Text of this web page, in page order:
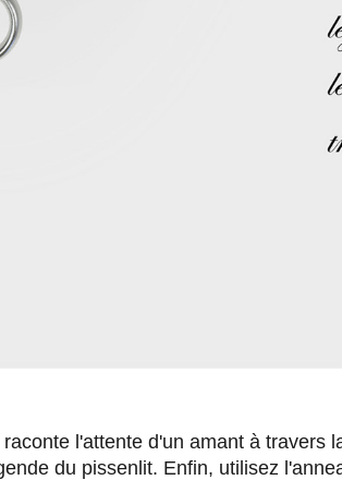
l'attente d'un amant à travers
du pissenlit. Enfin, utilisez